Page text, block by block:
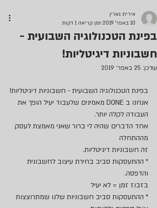
בפינת הטכנולוגיה השבועית -
חשבוניות דיגיטליות!
אירית גארין
10 באפר׳ 2019
זמן קריאה 1 דקות
עודכן: 25 באפר׳ 2019
בפינת הטכנולוגיה השבועית - חשבוניות דיגיטליות!
אנחנו ב DONE מאמינים שלעבוד יעיל הופך את
העבודה לקלה יותר.
אחד הדברים שהיה לי ברור שאני מאמצת לעסק
מההתחלה
זה חשבוניות דיגיטליות.
* ההתעסקות סביב בחירת עיצוב לחשבונית
והדפסה.
בזבוז זמן = לא יעיל
* ההתעסקות סביב חשבוניות שלנו שמתרוצצות